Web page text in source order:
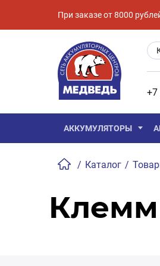
При заказе от 8000
+7
АККУМУЛЯТОРЫ
/ Каталог /